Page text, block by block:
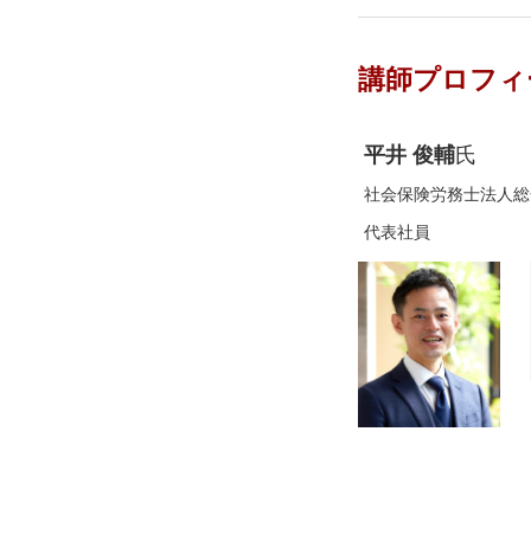
講師プロフ
平井 俊輔氏
社会保険労務士法人
代表社員